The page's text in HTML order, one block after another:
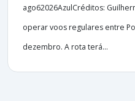
ago62026AzulCréditos:
operar voos regulares entre
dezembro. A rota terá...